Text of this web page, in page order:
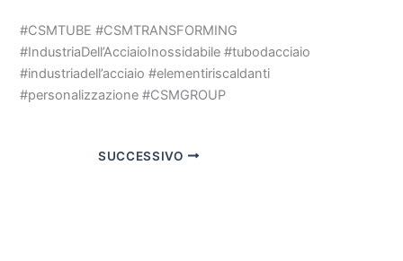
#CSMTUBE #CSMTRANSFORMING
#IndustriaDell’AcciaioInossidabile #tubodacciaio
#industriadell’acciaio #elementiriscaldanti
#personalizzazione #CSMGROUP
SUCCESSIVO